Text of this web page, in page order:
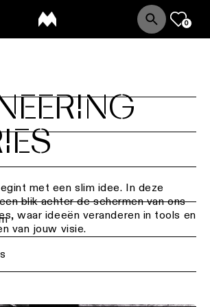
0
Plafondverlichting
-
opbouw
Plafondverlichting
Back
Verlichting
per
sector
Terug
DIALux-
met een slim idee. In deze
blik achter de schermen van ons
waar ideeën veranderen in tools en
van jouw visie.